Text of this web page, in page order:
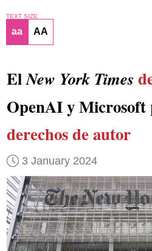
TEXT SIZE
aa AA
ElNew York Times
OpenAI y Microsoft
derechos de autor
3 January 2024